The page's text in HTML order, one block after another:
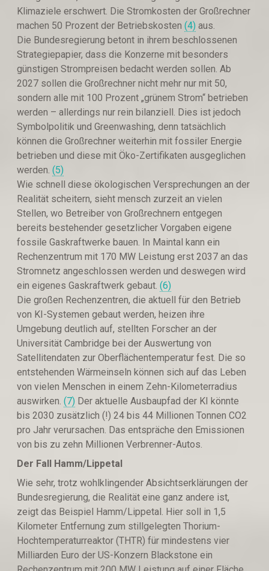
Klimaziele erschwert. Die Stromkosten der Großrechner
machen 50 Prozent der Betriebskosten(4) aus.
Die Bundesregierung betont in ihrem beschlossenen
Strategiepapier, dass die Konzerne mit besonders
günstigen Strompreisen bedacht werden sollen. Ab
2027 sollen die Großrechner nicht mehr nur mit 50,
sondern alle mit 100 Prozent „grünem Strom“ betrieben
werden – allerdings nur rein bilanziell. Dies ist jedoch
Symbolpolitik und Greenwashing, denn tatsächlich
können die Großrechner weiterhin mit fossiler Energie
betrieben und diese mit Öko-Zertifikaten ausgeglichen
werden.(5)
Wie schnell diese ökologischen Versprechungen an der
Realität scheitern, sieht mensch zurzeit an vielen
Stellen, wo Betreiber von Großrechnern entgegen
bereits bestehender gesetzlicher Vorgaben eigene
fossile Gaskraftwerke bauen. In Maintal kann ein
Rechenzentrum mit 170 MW Leistung erst 2037 an das
Stromnetz angeschlossen werden und deswegen wird
ein eigenes Gaskraftwerk gebaut.(6)
Die großen Rechenzentren, die aktuell für den Betrieb
von KI-Systemen gebaut werden, heizen ihre
Umgebung deutlich auf, stellten Forscher an der
Universität Cambridge bei der Auswertung von
Satellitendaten zur Oberflächentemperatur fest. Die so
entstehenden Wärmeinseln können sich auf das Leben
von vielen Menschen in einem Zehn-Kilometerradius
auswirken.(7) Der aktuelle Ausbaupfad der KI könnte
bis 2030 zusätzlich (!) 24 bis 44 Millionen Tonnen CO2
pro Jahr verursachen. Das entspräche den Emissionen
von bis zu zehn Millionen Verbrenner-Autos.
Der Fall Hamm/Lippetal
Wie sehr, trotz wohlklingender Absichtserklärungen der
Bundesregierung, die Realität eine ganz andere ist,
zeigt das Beispiel Hamm/Lippetal. Hier soll in 1,5
Kilometer Entfernung zum stillgelegten Thorium-
Hochtemperaturreaktor (THTR) für mindestens vier
Milliarden Euro der US-Konzern Blackstone ein